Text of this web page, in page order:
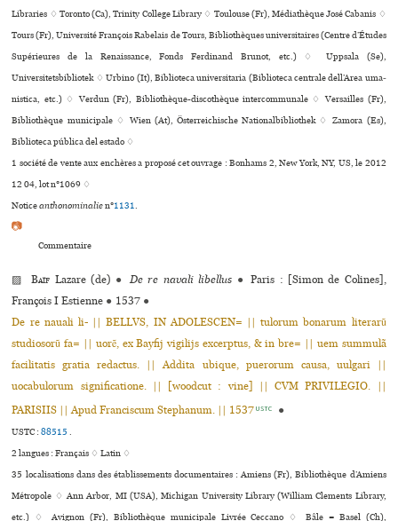
Libraries ♢ Toronto (Ca), Trinity College Library ♢ Toulouse (Fr), Médiathèque José Cabanis ♢
Tours (Fr), Université François Rabelais de Tours, Bibliothèques uni­ver­si­tai­res (Centre d’Études
Supérieures de la Renaissance, Fonds Ferdinand Brunot, etc.) ♢ Uppsala (Se),
Universitetsbibliotek ♢ Urbino (It), Biblioteca uni­ver­si­ta­ria (Biblioteca cen­trale dell’Area uma­
nis­tica, etc.) ♢ Verdun (Fr), Bibliothèque-dis­co­thè­que inter­com­mu­nale ♢ Versailles (Fr),
Bibliothèque muni­ci­pale ♢ Wien (At), Österreichische Nationalbibliothek ♢ Zamora (Es),
Biblioteca pública del estado ♢
1 société de vente aux enchères a proposé cet ouvrage : Bonhams 2, New York, NY, US, le 2012
12 04, lot n°1069 ♢
Noticeanthonominalien°1131.
📷
Commentaire
▨Baïf Lazare (de) ● De re navali libellus ● Paris : [Simon de Colines],
François I Estienne ● 1537 ●
De re nauali li- || BELLVS, IN ADOLESCEN= || tulorum bonarum literarũ
studiosorũ fa= || uorẽ, ex Bayfij vigilijs excerptus, & in bre= || uem summulã
facilitatis gratia redactus. || Addita ubique, puerorum causa, uulgari ||
uocabulorum significatione. || [woodcut : vine] || CVM PRIVILEGIO. ||
PARISIIS || Apud Franciscum Stephanum. || 1537 USTC ●
USTC :88515.
2 langues :Français ♢Latin ♢
35 localisations dans des établissements documentaires : Amiens (Fr), Bibliothèque d’Amiens
Métropole ♢ Ann Arbor, MI (USA), Michigan University Library (William Clements Library,
etc.) ♢ Avignon (Fr), Bibliothèque muni­ci­pale Livrée Ceccano ♢ Bâle = Basel (Ch),